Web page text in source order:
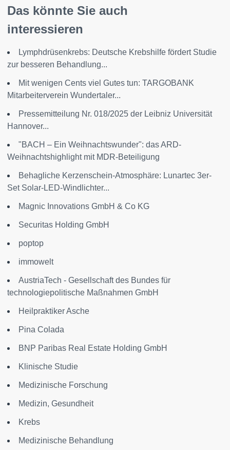
Das könnte Sie auch
interessieren
Lymphdrüsenkrebs: Deutsche Krebshilfe fördert Studie
zur besseren Behandlung...
Mit wenigen Cents viel Gutes tun: TARGOBANK
Mitarbeiterverein Wundertaler...
Pressemitteilung Nr. 018/2025 der Leibniz Universität
Hannover...
"BACH – Ein Weihnachtswunder": das ARD-
Weihnachtshighlight mit MDR-Beteiligung
Behagliche Kerzenschein-Atmosphäre: Lunartec 3er-
Set Solar-LED-Windlichter...
Magnic Innovations GmbH & Co KG
Securitas Holding GmbH
poptop
immowelt
AustriaTech - Gesellschaft des Bundes für
technologiepolitische Maßnahmen GmbH
Heilpraktiker Asche
Pina Colada
BNP Paribas Real Estate Holding GmbH
Klinische Studie
Medizinische Forschung
Medizin, Gesundheit
Krebs
Medizinische Behandlung